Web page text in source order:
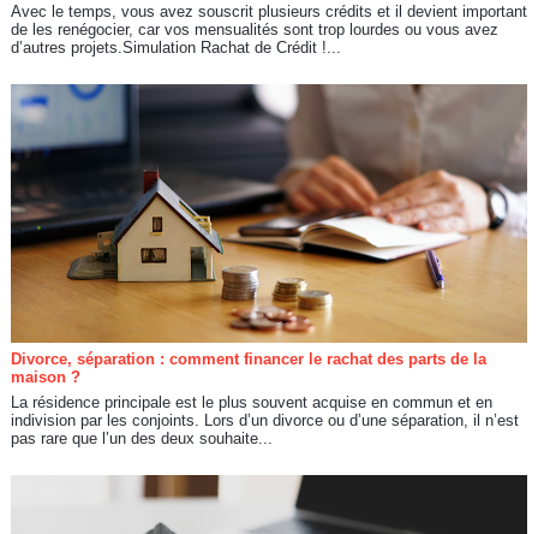
Avec le temps, vous avez souscrit plusieurs crédits et il devient important
de les renégocier, car vos mensualités sont trop lourdes ou vous avez
d’autres projets.Simulation Rachat de Crédit !...
Divorce, séparation : comment financer le rachat des parts de la
maison ?
La résidence principale est le plus souvent acquise en commun et en
indivision par les conjoints. Lors d’un divorce ou d’une séparation, il n’est
pas rare que l’un des deux souhaite...